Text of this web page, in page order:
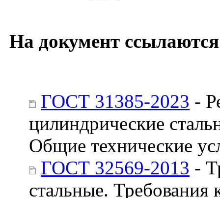
На документ
ГОСТ 31385-2023 -
цилиндрические
Общие технические
ГОСТ 32569-2013 -
стальные. Требования